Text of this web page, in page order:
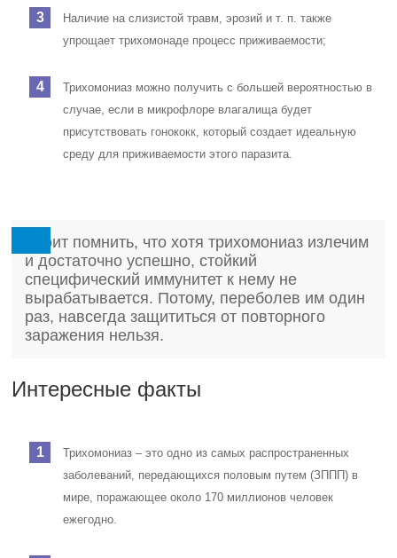
Наличие на слизистой травм, эрозий и т. п. также
упрощает трихомонаде процесс приживаемости;
Трихомониаз можно получить с большей вероятностью в
случае, если в микрофлоре влагалища будет
присутствовать гонококк, который создает идеальную
среду для приживаемости этого паразита.
Стоит помнить, что хотя трихомониаз излечим
и достаточно успешно, стойкий
специфический иммунитет к нему не
вырабатывается. Потому, переболев им один
раз, навсегда защититься от повторного
заражения нельзя.
Интересные факты
Трихомониаз – это одно из самых распространенных
заболеваний, передающихся половым путем (ЗППП) в
мире, поражающее около 170 миллионов человек
ежегодно.